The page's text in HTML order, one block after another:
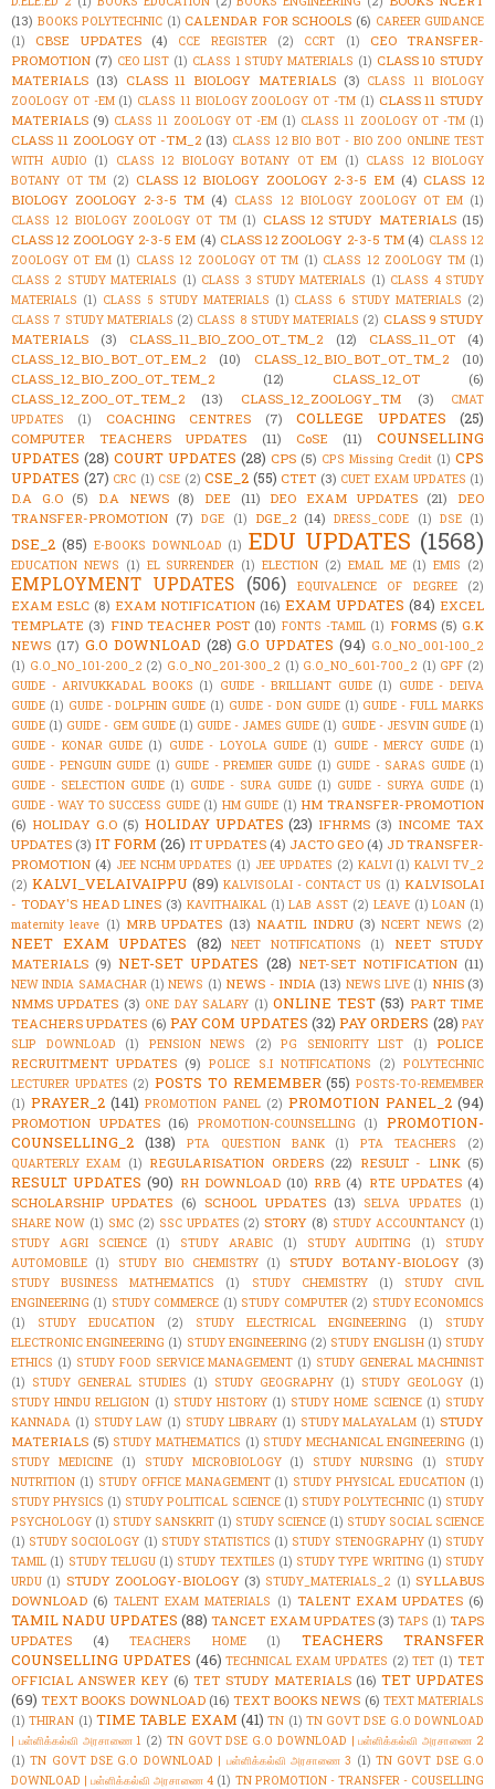
(13) BOOKS POLYTECHNIC (1) CALENDAR FOR SCHOOLS (6) CAREER GUIDANCE
(1)
CBSE UPDATES (4) CCE REGISTER (2) CCRT (1)
CEO TRANSFER-
PROMOTION (7) CEO LIST (1) CLASS 1 STUDY MATERIALS (1) CLASS 10 STUDY
MATERIALS (13) CLASS 11 BIOLOGY MATERIALS (3) CLASS 11 BIOLOGY
ZOOLOGY OT -EM (1) CLASS 11 BIOLOGY ZOOLOGY OT -TM (1) CLASS 11 STUDY
MATERIALS (9) CLASS 11 ZOOLOGY OT -EM (1) CLASS 11 ZOOLOGY OT -TM (1)
CLASS 11 ZOOLOGY OT -TM_2 (13) CLASS 12 BIO BOT - BIO ZOO ONLINE TEST
WITH AUDIO (1) CLASS 12 BIOLOGY BOTANY OT EM (1) CLASS 12 BIOLOGY
BOTANY OT TM (2) CLASS 12 BIOLOGY ZOOLOGY 2-3-5 EM (4) CLASS 12
BIOLOGY ZOOLOGY 2-3-5 TM (4) CLASS 12 BIOLOGY ZOOLOGY OT EM (1)
CLASS 12 BIOLOGY ZOOLOGY OT TM (1) CLASS 12 STUDY MATERIALS (15)
CLASS 12 ZOOLOGY 2-3-5 EM (4) CLASS 12 ZOOLOGY 2-3-5 TM (4) CLASS 12
ZOOLOGY OT EM (1) CLASS 12 ZOOLOGY OT TM (1) CLASS 12 ZOOLOGY TM (1)
CLASS 2 STUDY MATERIALS (1) CLASS 3 STUDY MATERIALS (1) CLASS 4 STUDY
MATERIALS (1) CLASS 5 STUDY MATERIALS (1) CLASS 6 STUDY MATERIALS (2)
CLASS 7 STUDY MATERIALS (2) CLASS 8 STUDY MATERIALS (2) CLASS 9 STUDY
MATERIALS
(3) CLASS_11_BIO_ZOO_OT_TM_2 (12) CLASS_11_OT
(4)
CLASS_12_BIO_BOT_OT_EM_2
(10) CLASS_12_BIO_BOT_OT_TM_2
(10)
CLASS_12_BIO_ZOO_OT_TEM_2
(12) CLASS_12_OT
(6)
CLASS_12_ZOO_OT_TEM_2
(13) CLASS_12_ZOOLOGY_TM (3)
CMAT
UPDATES
(1) COACHING CENTRES (7) COLLEGE UPDATES (25)
COMPUTER TEACHERS UPDATES (11) CoSE (11)
COUNSELLING
UPDATES (28) COURT UPDATES (28) CPS (5) CPS Missing Credit (1) CPS
UPDATES (27) CRC (1) CSE (2) CSE_2 (55) CTET (3) CUET EXAM UPDATES (1)
D.A G.O (5) D.A NEWS (8) DEE (11) DEO EXAM UPDATES (21)
DEO
TRANSFER-PROMOTION (7) DGE (1) DGE_2 (14) DRESS_CODE (1) DSE (1)
DSE_2 (85) E-BOOKS DOWNLOAD (1) EDU UPDATES (1568)
EDUCATION NEWS (1) EL SURRENDER (1) ELECTION (2) EMAIL ME (1) EMIS (2)
EMPLOYMENT UPDATES (506) EQUIVALENCE OF DEGREE (2)
EXAM ESLC (8) EXAM NOTIFICATION (16) EXAM UPDATES (84) EXCEL
TEMPLATE (3) FIND TEACHER POST (10) FONTS -TAMIL (1) FORMS (5) G.K
NEWS (17) G.O DOWNLOAD (28) G.O UPDATES (94) G.O_NO_001-100_2
(1) G.O_NO_101-200_2 (2) G.O_NO_201-300_2 (1) G.O_NO_601-700_2 (1) GPF (2)
GUIDE - ARIVUKKADAL BOOKS (1) GUIDE - BRILLIANT GUIDE (1) GUIDE - DEIVA
GUIDE (1) GUIDE - DOLPHIN GUIDE (1) GUIDE - DON GUIDE (1) GUIDE - FULL MARKS
GUIDE (1) GUIDE - GEM GUIDE (1) GUIDE - JAMES GUIDE (1) GUIDE - JESVIN GUIDE (1)
GUIDE - KONAR GUIDE (1) GUIDE - LOYOLA GUIDE (1) GUIDE - MERCY GUIDE (1)
GUIDE - PENGUIN GUIDE (1) GUIDE - PREMIER GUIDE (1) GUIDE - SARAS GUIDE (1)
GUIDE - SELECTION GUIDE (1) GUIDE - SURA GUIDE (1) GUIDE - SURYA GUIDE (1)
GUIDE - WAY TO SUCCESS GUIDE (1) HM GUIDE (1) HM TRANSFER-PROMOTION
(6) HOLIDAY G.O (5) HOLIDAY UPDATES (23) IFHRMS (3) INCOME TAX
UPDATES (3) IT FORM (26) IT UPDATES (4) JACTO GEO (4) JD TRANSFER-
PROMOTION (4) JEE NCHM UPDATES (1) JEE UPDATES (2) KALVI (1) KALVI TV_2
(2) KALVI_VELAIVAIPPU (89) KALVISOLAI - CONTACT US (1) KALVISOLAI
- TODAY'S HEAD LINES (3) KAVITHAIKAL (1) LAB ASST (2) LEAVE (1) LOAN (1)
maternity leave (1) MRB UPDATES (13) NAATIL INDRU (3) NCERT NEWS (2)
NEET EXAM UPDATES (82) NEET NOTIFICATIONS (1)
NEET STUDY
MATERIALS (9) NET-SET UPDATES (28) NET-SET NOTIFICATION (11)
NEW INDIA SAMACHAR (1) NEWS (1) NEWS - INDIA (13) NEWS LIVE (1) NHIS (3)
NMMS UPDATES (3) ONE DAY SALARY (1) ONLINE TEST (53) PART TIME
TEACHERS UPDATES (6) PAY COM UPDATES (32) PAY ORDERS (28) PAY
SLIP DOWNLOAD
(1) PENSION NEWS (2) PG SENIORITY LIST (1)
POLICE
RECRUITMENT UPDATES (9) POLICE S.I NOTIFICATIONS (2) POLYTECHNIC
LECTURER UPDATES (2) POSTS TO REMEMBER (55) POSTS-TO-REMEMBER
(1) PRAYER_2 (141) PROMOTION PANEL (2) PROMOTION PANEL_2 (94)
PROMOTION UPDATES (16) PROMOTION-COUNSELLING (1)
PROMOTION-
COUNSELLING_2 (138) PTA QUESTION BANK (1) PTA TEACHERS
(2)
QUARTERLY EXAM (1) REGULARISATION ORDERS (22) RESULT - LINK (5)
RESULT UPDATES (90) RH DOWNLOAD (10) RRB (4) RTE UPDATES (4)
SCHOLARSHIP UPDATES (6) SCHOOL UPDATES (13) SELVA UPDATES
(1)
SHARE NOW (1) SMC (2) SSC UPDATES (2) STORY (8) STUDY ACCOUNTANCY (1)
STUDY AGRI SCIENCE
(1) STUDY ARABIC (1) STUDY AUDITING (1)
STUDY
AUTOMOBILE (1) STUDY BIO CHEMISTRY (1) STUDY BOTANY-BIOLOGY (3)
STUDY BUSINESS MATHEMATICS (1) STUDY CHEMISTRY (1)
STUDY CIVIL
ENGINEERING (1) STUDY COMMERCE (1) STUDY COMPUTER (2) STUDY ECONOMICS
(1)
STUDY EDUCATION (2) STUDY ELECTRICAL ENGINEERING (1)
STUDY
ELECTRONIC ENGINEERING (1) STUDY ENGINEERING (2) STUDY ENGLISH (1) STUDY
ETHICS (1) STUDY FOOD SERVICE MANAGEMENT (1) STUDY GENERAL MACHINIST
(1) STUDY GENERAL STUDIES (1) STUDY GEOGRAPHY (1) STUDY GEOLOGY (1)
STUDY HINDU RELIGION (1) STUDY HISTORY (1) STUDY HOME SCIENCE (1) STUDY
KANNADA (1) STUDY LAW (1) STUDY LIBRARY (1) STUDY MALAYALAM (1) STUDY
MATERIALS (5) STUDY MATHEMATICS (1) STUDY MECHANICAL ENGINEERING (1)
STUDY MEDICINE
(1) STUDY MICROBIOLOGY (1) STUDY NURSING (1)
STUDY
NUTRITION (1) STUDY OFFICE MANAGEMENT (1) STUDY PHYSICAL EDUCATION (1)
STUDY PHYSICS (1) STUDY POLITICAL SCIENCE (1) STUDY POLYTECHNIC (1) STUDY
PSYCHOLOGY (1) STUDY SANSKRIT (1) STUDY SCIENCE (1) STUDY SOCIAL SCIENCE
(1) STUDY SOCIOLOGY (1) STUDY STATISTICS (1) STUDY STENOGRAPHY (1) STUDY
TAMIL (1) STUDY TELUGU (1) STUDY TEXTILES (1) STUDY TYPE WRITING (1) STUDY
URDU (1) STUDY ZOOLOGY-BIOLOGY (3) STUDY_MATERIALS_2 (1) SYLLABUS
DOWNLOAD (6) TALENT EXAM MATERIALS (1) TALENT EXAM UPDATES (6)
TAMIL NADU UPDATES (88) TANCET EXAM UPDATES (3) TAPS (1) TAPS
UPDATES
(4) TEACHERS HOME (1)
TEACHERS TRANSFER
COUNSELLING UPDATES (46) TECHNICAL EXAM UPDATES (2) TET (1) TET
OFFICIAL ANSWER KEY (6) TET STUDY MATERIALS (16) TET UPDATES
(69) TEXT BOOKS DOWNLOAD (16) TEXT BOOKS NEWS (6) TEXT MATERIALS
(1) THIRAN (1) TIME TABLE EXAM (41) TN (1) TN GOVT DSE G.O DOWNLOAD
| பள்ளிக்கல்வி அரசாணை 1 (2) TN GOVT DSE G.O DOWNLOAD | பள்ளிக்கல்வி அரசாணை 2
(1) TN GOVT DSE G.O DOWNLOAD | பள்ளிக்கல்வி அரசாணை 3 (1) TN GOVT DSE G.O
DOWNLOAD | பள்ளிக்கல்வி அரசாணை 4 (1) TN PROMOTION - TRANSFER - COUSELLING